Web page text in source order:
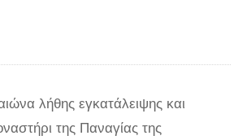
λήθης εγκατάλειψης και
της Παναγίας της